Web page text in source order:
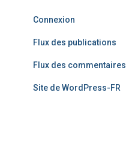
Connexion
Flux des publications
Flux des commentaires
Site de WordPress-FR